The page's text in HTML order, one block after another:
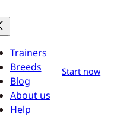
Trainers
Breeds
Blog
About us
Help
Start now